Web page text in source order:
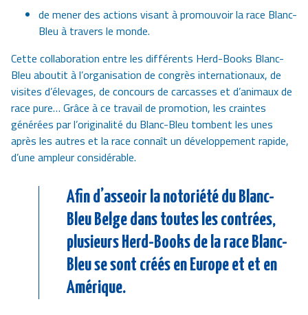
de mener des actions visant à promouvoir la race Blanc-
Bleu à travers le monde.
Cette collaboration entre les différents Herd-Books Blanc-
Bleu aboutit à l’organisation de congrès internationaux, de
visites d’élevages, de concours de carcasses et d’animaux de
race pure… Grâce à ce travail de promotion, les craintes
générées par l’originalité du Blanc-Bleu tombent les unes
après les autres et la race connaît un développement rapide,
d’une ampleur considérable.
Afin d’asseoir la notoriété du Blanc-
Bleu Belge dans toutes les contrées,
plusieurs Herd-Books de la race Blanc-
Bleu se sont créés en Europe et et en
Amérique.